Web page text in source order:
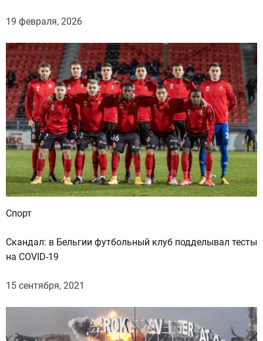
т
а
р
т
и
й
,
—
э
к
с
п
т
19 февраля, 2026
Спорт
Скандал: в Бельгии футбольный клуб подделывал тесты
на COVID-19
15 сентября, 2021